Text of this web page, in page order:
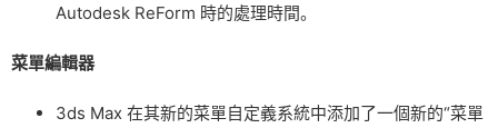
Autodesk ReForm 時的處理時間。
菜單編輯器
3ds Max 在其新的菜單自定義系統中添加了一個新的“菜單